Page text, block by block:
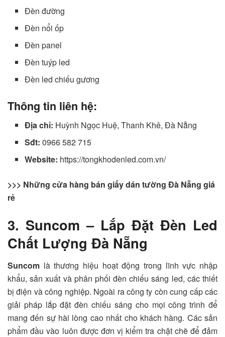
Đèn đường
Đèn nổi ốp
Đèn panel
Đèn tuýp led
Đèn led chiếu gương
Thông tin liên hệ:
Địa chỉ: Huỳnh Ngọc Huệ, Thanh Khê, Đà Nẵng
Sđt: 0966 582 715
Website: https://tongkhodenled.com.vn/
>>> Những cửa hàng bán giấy dán tường Đà Nẵng giá
rẻ
3. Suncom – Lắp Đặt Đèn Led
Chất Lượng Đà Nẵng
Suncom là thương hiệu hoạt động trong lĩnh vực nhập
khẩu, sản xuất và phân phối đèn chiếu sáng led, các thiết
bị điện và công nghiệp. Ngoài ra công ty còn cung cấp các
giải pháp lắp đặt đèn chiếu sáng cho mọi công trình để
mang đến sự hài lòng cao nhất cho khách hàng. Các sản
phẩm đầu vào luôn được đơn vị kiểm tra chặt chẽ để đảm